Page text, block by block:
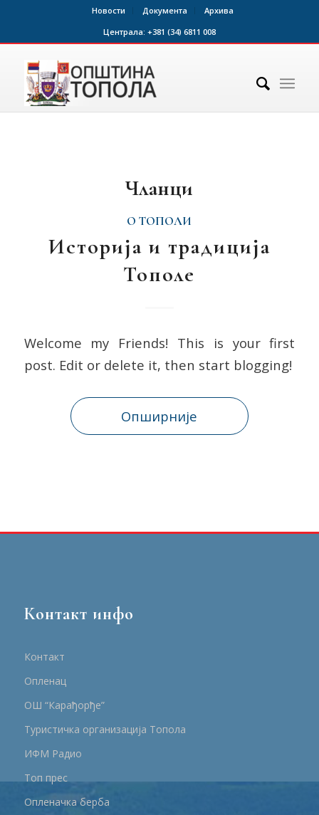
Новости Документа
Архива
Централа: +381 (34) 6811 008
Чланци
О ТОПОЛИ
Историја и традиција
Тополе
Welcome my Friends! This is your first
post. Edit or delete it, then start blogging!
Опширније
Контакт инфо
Контакт
Опленац
ОШ “Карађорђе”
Туристичка организација Топола
ИФМ Радио
Топ прес
Опленачка берба